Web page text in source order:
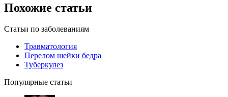
Похожие статьи
Статьи по заболеваниям
Травматология
Перелом шейки бедра
Туберкулез
Популярные статьи